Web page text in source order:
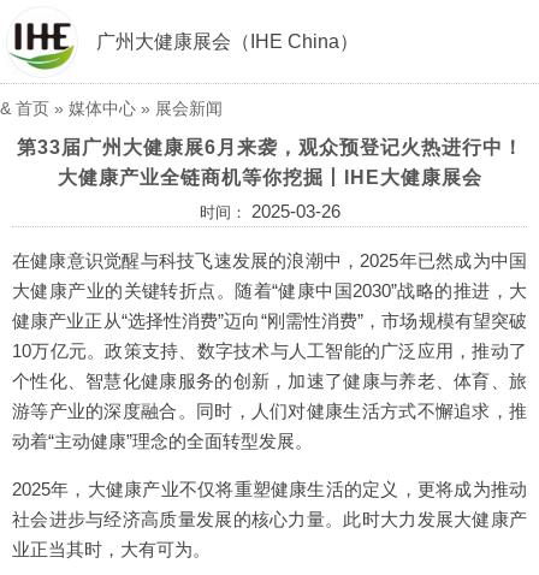
广州大健康展会（IHE China）
& 首页 » 媒体中心 » 展会新闻
第33届广州大健康展6月来袭，观众预登记火热进行中！
大健康产业全链商机等你挖掘丨IHE大健康展会
时间： 2025-03-26
在健康意识觉醒与科技飞速发展的浪潮中，2025年已然成为中国
大健康产业的关键转折点。随着“健康中国2030”战略的推进，大
健康产业正从“选择性消费”迈向“刚需性消费”，市场规模有望突破
10万亿元。政策支持、数字技术与人工智能的广泛应用，推动了
个性化、智慧化健康服务的创新，加速了健康与养老、体育、旅
游等产业的深度融合。同时，人们对健康生活方式不懈追求，推
动着“主动健康”理念的全面转型发展。
2025年，大健康产业不仅将重塑健康生活的定义，更将成为推动
社会进步与经济高质量发展的核心力量。此时大力发展大健康产
业正当其时，大有可为。